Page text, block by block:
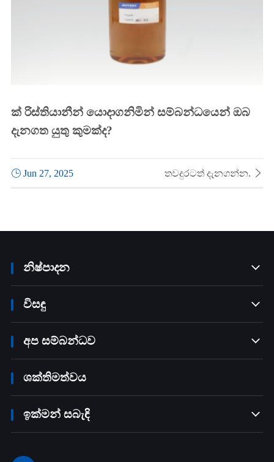
ක් රිස්තියානීන් යොදාගනිමින් සම්බන්ධයෙන් ඔබ
දැනගත යුතු කුමක්ද?
Jun 27, 2025 තවදුරටත් දැනගන්න. 
නිෂ්පාදන 
විසඳු 
අප සම්බන්ධව 
ශක්තිමත්වය
ඉක්මන් සබැඳි 